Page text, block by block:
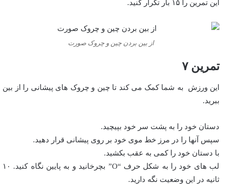
این تمرین را ۱۵ بار تکرار کنید.
از بین بردن چین و چروک صورت
تمرین ۷
این ورزش به شما کمک می کند تا چین و چروک های پیشانی را از بین
ببرید.
دستان خود را به پشت سر خود بپیچید.
سپس آنها را در مرز خط موی خود بر روی پیشانی قرار دهید.
با دستان خود را کمی به عقب بکشید.
لب های خود را به شکل حرف “O” بچرخانید و به پایین نگاه کنید. ۱۰
ثانیه در این وضعیت نگه دارید.